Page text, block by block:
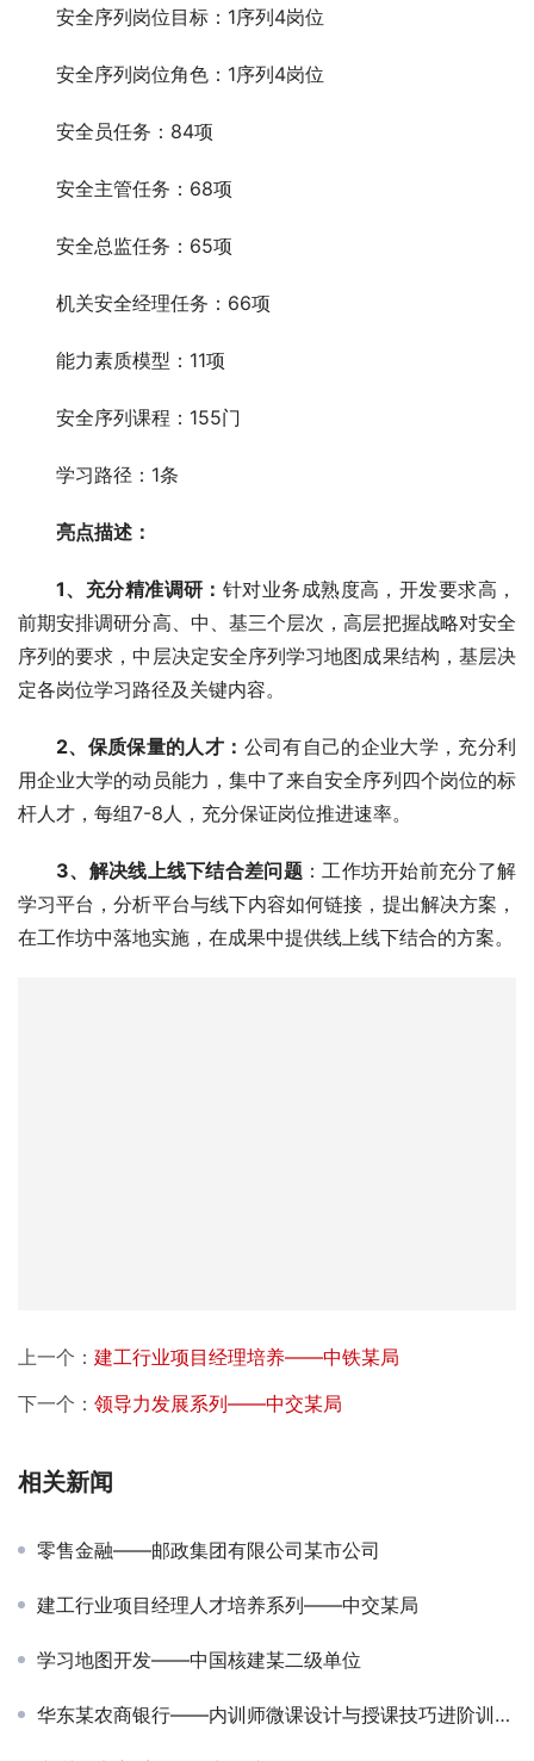
安全序列岗位目标：1序列4岗位
安全序列岗位角色：1序列4岗位
安全员任务：84项
安全主管任务：68项
安全总监任务：65项
机关安全经理任务：66项
能力素质模型：11项
安全序列课程：155门
学习路径：1条
亮点描述：
1、 充分精准调研： 针对业务成熟度高，开发要求高，
前期安排调研分高、中、基三个层次，高层把握战略对安全
序列的要求，中层决定安全序列学习地图成果结构，基层决
定各岗位学习路径及关键内容。
2、 保质保量的人才： 公司有自己的企业大学，充分利
用企业大学的动员能力，集中了来自安全序列四个岗位的标
杆人才，每组7-8人，充分保证岗位推进速率。
3、 解决线上线下结合差问题：工作坊开始前充分了解
学习平台，分析平台与线下内容如何链接，提出解决方案，
在工作坊中落地实施，在成果中提供线上线下结合的方案。
上一个： 建工行业项目经理培养——中铁某局
下一个： 领导力发展系列——中交某局
相关新闻
零售金融——邮政集团有限公司某市公司
建工行业项目经理人才培养系列——中交某局
学习地图开发——中国核建某二级单位
华东某农商银行——内训师微课设计与授课技巧进阶训练营